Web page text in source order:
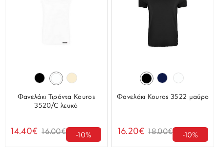
Φανελάκι Τιράντα Kouros
3520/C λευκό
14.40€ 16.00€ -10%
Φανελάκι Kouros 3522 μαύρο
16.20€ 18.00€ -10%